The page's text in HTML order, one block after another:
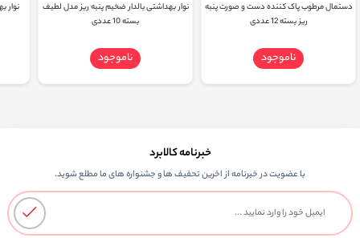
دستمال مرطوب پاک کننده دست و صورت پنبه
ریز بسته 12 عددی
ناموجود
نوار بهداشتی بالدار ضخیم پنبه ریز مدل لطیف
بسته 10 عددی
ناموجود
خبرنامه کالابرد
با عضویت در خبرنامه از اخرین تحفیف ها و جشنواره های ما مطلع شوید.